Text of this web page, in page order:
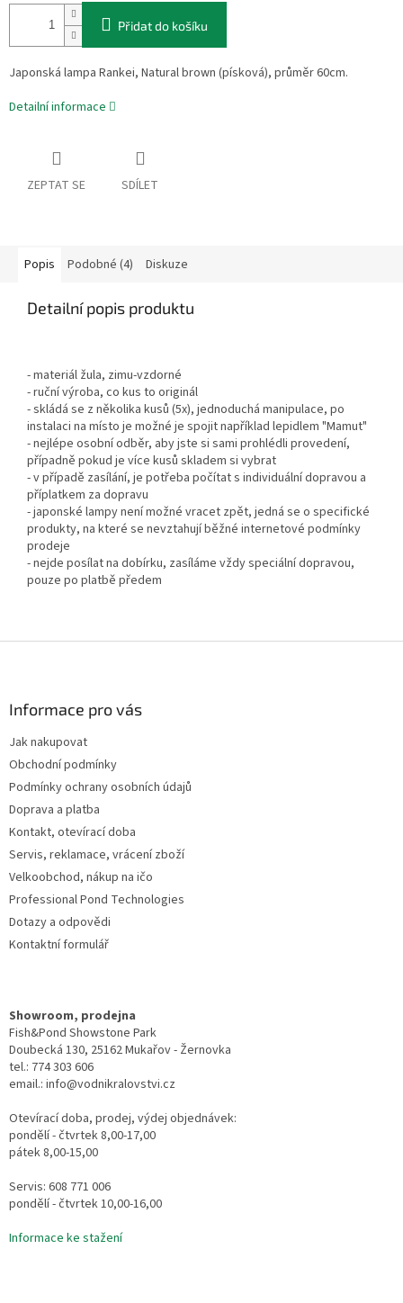
Přidat do košíku
Japonská lampa Rankei, Natural brown (písková), průměr 60cm.
Detailní informace
ZEPTAT SE SDÍLET
Popis Podobné (4) Diskuze
Detailní popis produktu
- materiál žula, zimu-vzdorné
- ruční výroba, co kus to originál
- skládá se z několika kusů (5x), jednoduchá manipulace, po
instalaci na místo je možné je spojit například lepidlem "Mamut"
- nejlépe osobní odběr, aby jste si sami prohlédli provedení,
případně pokud je více kusů skladem si vybrat
- v případě zasílání, je potřeba počítat s individuální dopravou a
příplatkem za dopravu
- japonské lampy není možné vracet zpět, jedná se o specifické
produkty, na které se nevztahují běžné internetové podmínky
prodeje
- nejde posílat na dobírku, zasíláme vždy speciální dopravou,
pouze po platbě předem
Informace pro vás
Jak nakupovat
Obchodní podmínky
Podmínky ochrany osobních údajů
Doprava a platba
Kontakt, otevírací doba
Servis, reklamace, vrácení zboží
Velkoobchod, nákup na ičo
Professional Pond Technologies
Dotazy a odpovědi
Kontaktní formulář
Showroom, prodejna
Fish&Pond Showstone Park
Doubecká 130, 25162 Mukařov - Žernovka
tel.: 774 303 606
email.: info@vodnikralovstvi.cz
Otevírací doba, prodej, výdej objednávek:
pondělí - čtvrtek 8,00-17,00
pátek 8,00-15,00
Servis: 608 771 006
pondělí - čtvrtek 10,00-16,00
Informace ke stažení